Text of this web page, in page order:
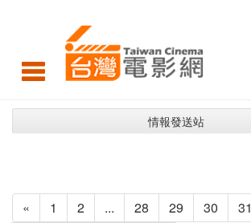
消
息 情報發送站
« 1 2 ... 28 29 30 31